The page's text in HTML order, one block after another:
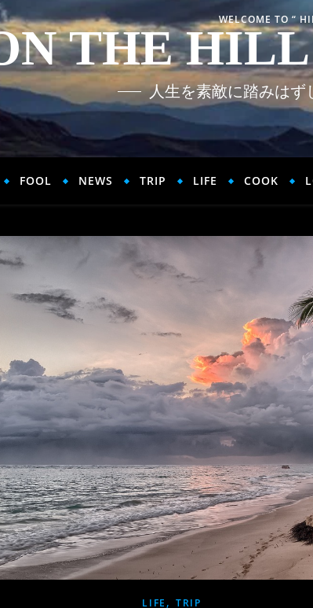
WELCOME TO “
THE
人生を素敵に踏みはず
FOOL NEWS TRIP LIFE COOK
LIFE , TRIP